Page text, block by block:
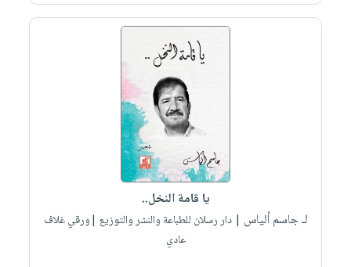
يا قامة النخل..
لـ جاسم ألياس | دار رسلان للطباعة والنشر والتوزيع |ورقي غلاف
عادي